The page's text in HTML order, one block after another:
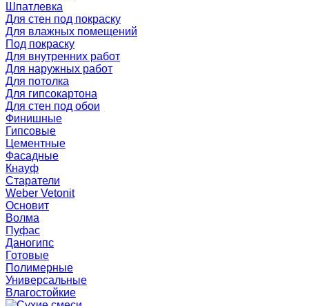
Шпатлевка
Для стен под покраску
Для влажных помещений
Под покраску
Для внутренних работ
Для наружных работ
Для потолка
Для гипсокартона
Для стен под обои
Финишные
Гипсовые
Цементные
Фасадные
Кнауф
Старатели
Weber Vetonit
Основит
Волма
Пуфас
Даногипс
Готовые
Полимерные
Универсальные
Влагостойкие